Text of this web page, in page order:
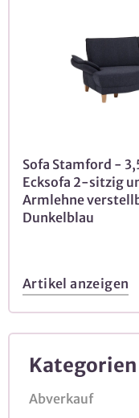
Kategorien
Abverkauf
Sofa Stamford -
Ecksofa 2-sitzig
Armlehne
Dunkelblau
Artikel anzeigen